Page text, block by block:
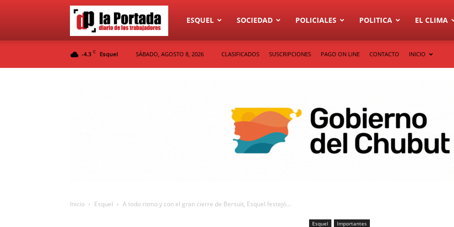
Diario
ESQUEL SOCIEDAD POLICIALES POLITICA EL CLIMA
-4.3 C Esquel SÁBADO, AGOSTO 8, 2026 CLASIFICADOS SUSCRIPCIONES PAGO ON LINE CONTACTO INICIO
Inicio Esquel A todo ritmo y con el gran cierre de Bersuit, Esquel festejó...
Esquel Importantes